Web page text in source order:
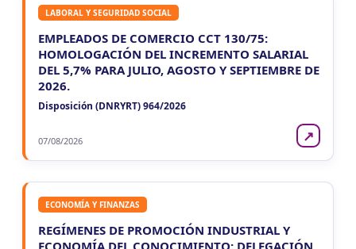
LABORAL Y SEGURIDAD SOCIAL
EMPLEADOS DE COMERCIO CCT 130/75:
HOMOLOGACIÓN DEL INCREMENTO SALARIAL
DEL 5,7% PARA JULIO, AGOSTO Y SEPTIEMBRE DE
2026.
Disposición (DNRYRT) 964/2026
07/08/2026 ↗
ECONOMÍA Y FINANZAS
REGÍMENES DE PROMOCIÓN INDUSTRIAL Y